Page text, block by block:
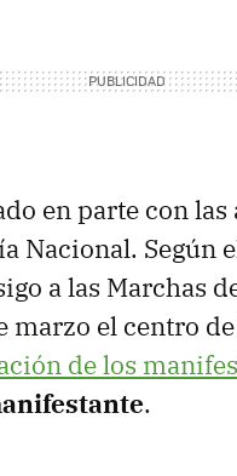
en parte con las
Nacional. Según
a las Marchas
marzo el centro
de los
.